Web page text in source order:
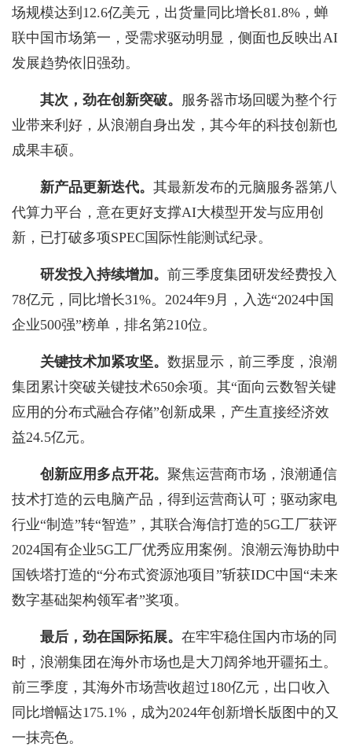
场规模达到12.6亿美元，出货量同比增长81.8%，蝉
联中国市场第一，受需求驱动明显，侧面也反映出AI
发展趋势依旧强劲。
其次，劲在创新突破。 服务器市场回暖为整个行
业带来利好，从浪潮自身出发，其今年的科技创新也
成果丰硕。
新产品更新迭代。 其最新发布的元脑服务器第八
代算力平台，意在更好支撑AI大模型开发与应用创
新，已打破多项SPEC国际性能测试纪录。
研发投入持续增加。 前三季度集团研发经费投入
78亿元，同比增长31%。2024年9月，入选“2024中国
企业500强”榜单，排名第210位。
关键技术加紧攻坚。 数据显示，前三季度，浪潮
集团累计突破关键技术650余项。其“面向云数智关键
应用的分布式融合存储”创新成果，产生直接经济效
益24.5亿元。
创新应用多点开花。 聚焦运营商市场，浪潮通信
技术打造的云电脑产品，得到运营商认可；驱动家电
行业“制造”转“智造”，其联合海信打造的5G工厂获评
2024国有企业5G工厂优秀应用案例。浪潮云海协助中
国铁塔打造的“分布式资源池项目”斩获IDC中国“未来
数字基础架构领军者”奖项。
最后，劲在国际拓展。 在牢牢稳住国内市场的同
时，浪潮集团在海外市场也是大刀阔斧地开疆拓土。
前三季度，其海外市场营收超过180亿元，出口收入
同比增幅达175.1%，成为2024年创新增长版图中的又
一抹亮色。